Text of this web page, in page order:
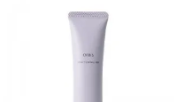
線も跳ね除け、肌をダメージからし
っかりガードします。【ご使用方
法】手に適量をとり、日焼けを防ぎ
たい部分に、塗布後すぐに少量ずつ
して、うるおいをキープ。さらに紫
外線・近赤外線・大気汚染(*3)をカ
ットする成分を配合しており、外的